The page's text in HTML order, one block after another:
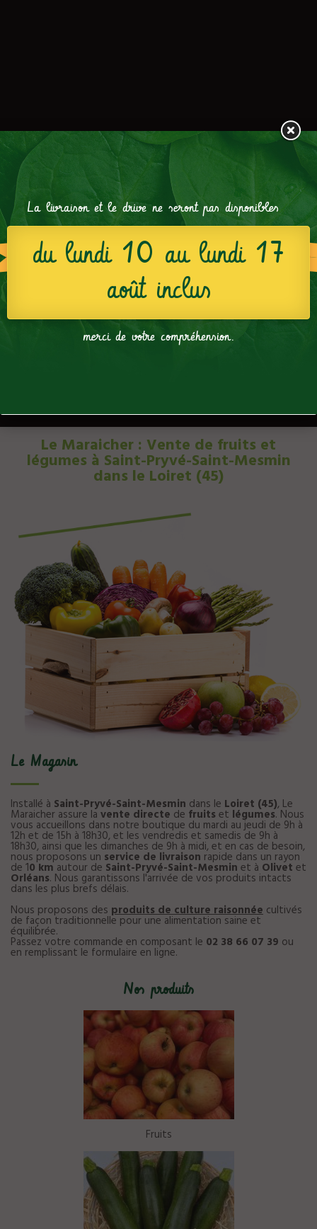
Le Maraicher : Vente de fruits et
légumes à Saint-Pryvé-Saint-Mesmin
dans le Loiret (45)
Le Magasin
Installé à Saint-Pryvé-Saint-Mesmin dans le Loiret (45), Le
Maraicher assure la vente directe de fruitset légumes. Nous
vous accueillons dans notre boutique du mardi au jeudi de 9h à
12h et de 15h à 18h30, et les vendredis et samedis de 9h à
18h30, ainsi que les dimanches de 9h à midi, et en cas de besoin,
nous proposons un service de livraison rapide dans un rayon
de 10 km autour de Saint-Pryvé-Saint-Mesmin et à Olivet et
Orléans. Nous garantissons l'arrivée de vos produits intacts
dans les plus brefs délais.
Nous proposons des produits de culture raisonnée cultivés
de façon traditionnelle pour une alimentation saine et
équilibrée.
Passez votre commande en composant le 02 38 66 07 39 ou
en remplissant le formulaire en ligne.
Nos produits
Fruits
La livraison et le drive ne seront pas disponibles
du lundi 10 au lundi 17
août inclus
merci de votre compréhension.